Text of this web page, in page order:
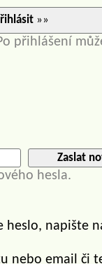
»»
přihlášení
Zaslat
hesla.
heslo, napište
nebo email či